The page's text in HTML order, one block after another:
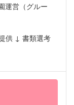
運営（グルー
供 ↓ 書類選考